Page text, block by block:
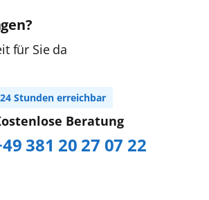
für Sie da
24 Stunden erreichbar
Beratung
381 20 27 07 22